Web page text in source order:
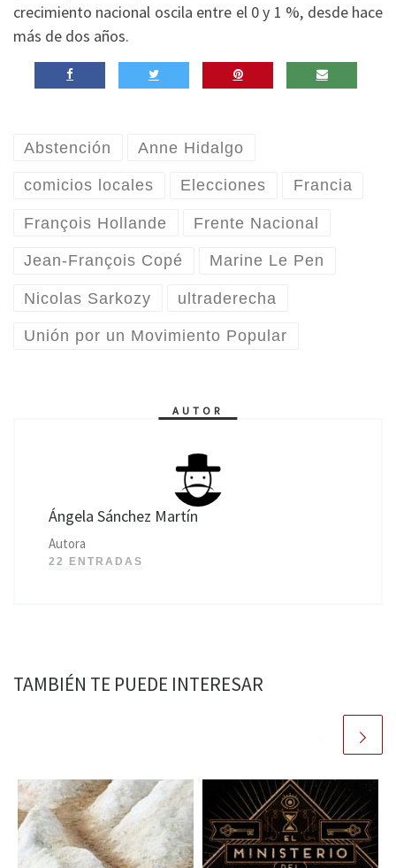
crecimiento nacional oscila entre el 0 y 1 %, desde hace
más de dos años.
Abstención Anne Hidalgo
comicios locales Elecciones Francia
François Hollande Frente Nacional
Jean-François Copé Marine Le Pen
Nicolas Sarkozy ultraderecha
Unión por un Movimiento Popular
AUTOR
Ángela Sánchez Martín
Autora
22 ENTRADAS
TAMBIÉN TE PUEDE INTERESAR